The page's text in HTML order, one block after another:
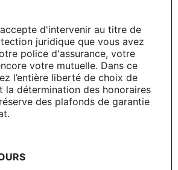
d'intervenir au titre de
juridique que vous avez
police d'assurance, votre
votre mutuelle. Dans ce
l’entière liberté de choix de
la détermination des honoraires
des plafonds de garantie